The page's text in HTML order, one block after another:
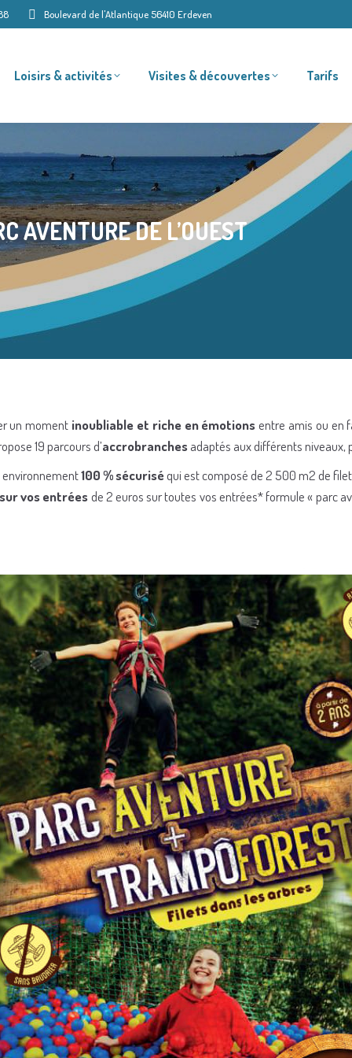
Boulevard de l'Atlantique 56410 Erdeven
Loisirs & activités Visites & découvertes Tarifs
AVENTURE DE L’OUEST
un moment inoubliable et riche en émotionsentre amis ou en
19 parcours d’accrobranchesadaptés aux différents niveaux,
environnement100 % sécuriséqui est composé de 2 500 m2 de
vos entréesde 2 euros sur toutes vos entrées* formule « parc